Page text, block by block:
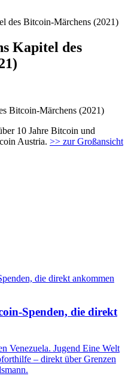
des Bitcoin-Märchens (2021)
Kapitel des
10 Jahre Bitcoin und
Austria. >> zur Großansicht
Spenden, die direkt
Venezuela. Jugend Eine Welt
– direkt über Grenzen